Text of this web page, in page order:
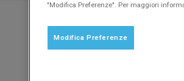
I
"Modifica Preferenze". Per maggiori
Modifica Preferenze